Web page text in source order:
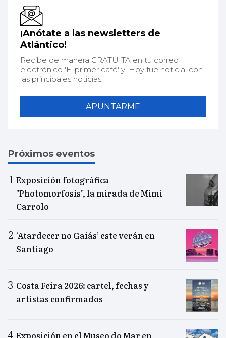
¡Anótate a las newsletters de
Atlántico!
Recibe de manera GRATUITA en tu correo
electrónico 'El primer café' y 'Hoy fue noticia' con
las principales noticias.
APUNTARME
Próximos eventos
Exposición fotográfica
"Photomorfosis", la mirada de Mimi
Carrolo
‘Atardecer no Gaiás’ este verán en
Santiago
Costa Feira 2026: cartel, fechas y
artistas confirmados